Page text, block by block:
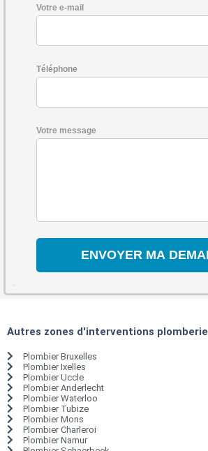
Votre e-mail
Téléphone
Votre message
Autres zones d'interventions plomberie
Plombier Bruxelles
Plombier Ixelles
Plombier Uccle
Plombier Anderlecht
Plombier Waterloo
Plombier Tubize
Plombier Mons
Plombier Charleroi
Plombier Namur